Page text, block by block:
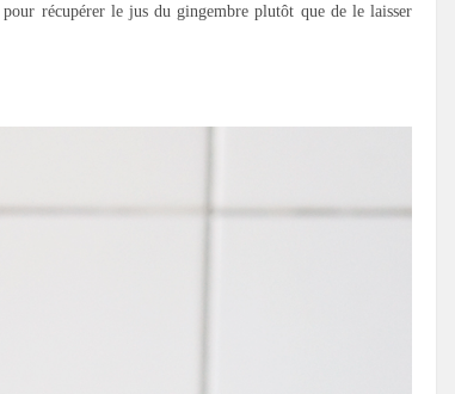
récupérer le jus du gingembre plutôt que de le laisser